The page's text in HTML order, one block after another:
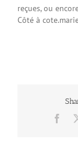
reçues, ou
Côté à